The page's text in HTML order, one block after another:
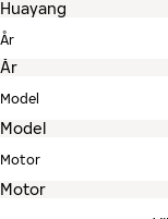
År
Model
Motor